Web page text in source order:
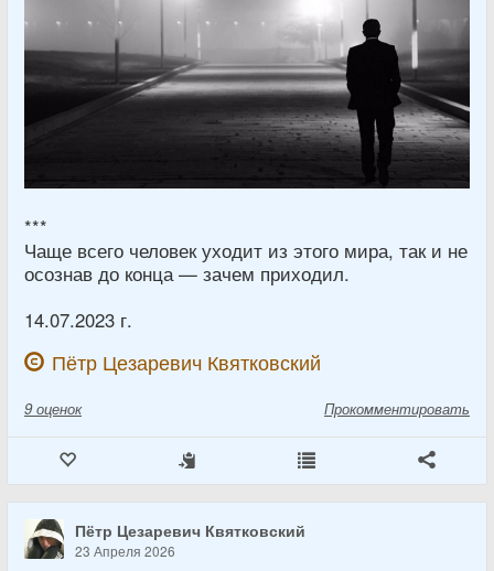
***
Чаще всего человек уходит из этого мира, так и не
осознав до конца — зачем приходил.
14.07.2023 г.
Пётр Цезаревич Квятковский
9 оценок Прокомментировать
Пётр Цезаревич Квятковский
23 Апреля 2026